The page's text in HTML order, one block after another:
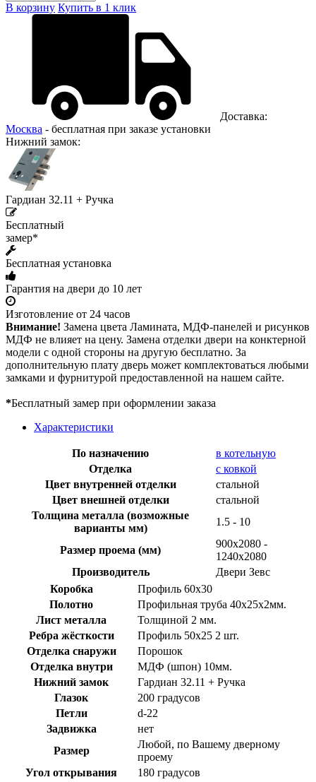
В корзину Купить в 1 клик
Доставка:
Москва - бесплатная при заказе установки
Нижний замок:
Гардиан 32.11 + Ручка
Бесплатный
замер*
Бесплатная установка
Гарантия на двери до 10 лет
Изготовление от 24 часов
Внимание! Замена цвета Ламината, МДФ-панелей и рисунков
МДФ не влияет на цену. Замена отделки двери на конктерной
модели с одной стороны на другую бесплатно. За
дополнительную плату дверь может комплектоваться любыми
замками и фурнитурой предоставленной на нашем сайте.
*Бесплатный замер при оформлении заказа
Характеристики
По назначению
в котельную
Отделка
с ковкой
Цвет внутренней отделки
стальной
Цвет внешней отделки
стальной
Толщина металла (возможные
варианты мм)
1.5 - 10
Размер проема (мм)
900х2080 -
1240х2080
Производитель
Двери Зевс
Коробка
Профиль 60х30
Полотно
Профильная труба 40х25х2мм.
Лист металла
Толщиной 2 мм.
Ребра жёсткости
Профиль 50х25 2 шт.
Отделка снаружи
Порошок
Отделка внутри
МДФ (шпон) 10мм.
Нижний замок
Гардиан 32.11 + Ручка
Глазок
200 градусов
Петли
d-22
Задвижка
нет
Размер
Любой, по Вашему дверному
проему
Угол открывания
180 градусов